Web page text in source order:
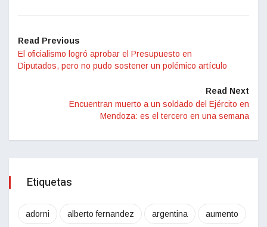
Read Previous
El oficialismo logró aprobar el Presupuesto en
Diputados, pero no pudo sostener un polémico artículo
Read Next
Encuentran muerto a un soldado del Ejército en
Mendoza: es el tercero en una semana
Etiquetas
adorni alberto fernandez argentina aumento